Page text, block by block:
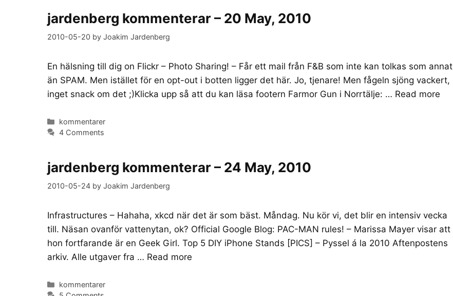
jardenberg kommenterar – 20 May, 2010
2010-05-20 by Joakim Jardenberg
En hälsning till dig on Flickr – Photo Sharing! – Får ett mail från F&B som inte kan tolkas som annat
än SPAM. Men istället för en opt-out i botten ligger det här. Jo, tjenare! Men fågeln sjöng vackert,
inget snack om det ;)Klicka upp så att du kan läsa footern Farmor Gun i Norrtälje: … Read more
Categories
kommentarer
4 Comments
jardenberg kommenterar – 24 May, 2010
2010-05-24 by Joakim Jardenberg
Infrastructures – Hahaha, xkcd när det är som bäst. Måndag. Nu kör vi, det blir en intensiv vecka
till. Näsan ovanför vattenytan, ok? Official Google Blog: PAC-MAN rules! – Marissa Mayer visar att
hon fortfarande är en Geek Girl. Top 5 DIY iPhone Stands [PICS] – Pyssel á la 2010 Aftenpostens
arkiv. Alle utgaver fra … Read more
Categories
kommentarer